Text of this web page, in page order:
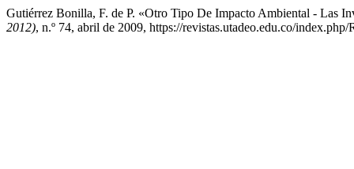
Gutiérrez Bonilla, F. de P. «Otro Tipo De Impacto Ambiental - Las
2012), n.º 74, abril de 2009, https://revistas.utadeo.edu.co/